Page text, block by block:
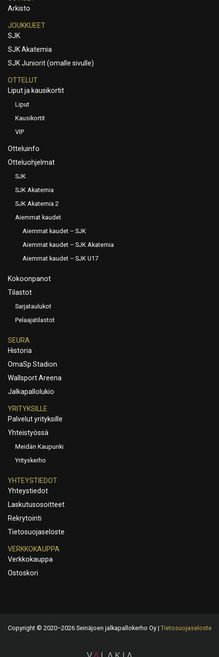
Arkisto
JOUKKUEET
SJK
SJK Akatemia
SJK Juniorit (omalle sivulle)
OTTELUT
Liput ja kausikortit
Liput
Kausikortit
VIP
Otteluinfo
Otteluohjelmat
SJK
SJK Akatemia
SJK Akatemia 2
Aiemmat kaudet
Aiemmat kaudet – SJK
Aiemmat kaudet – SJK Akatemia
Aiemmat kaudet – SJK U17
Kokoonpanot
Tilastot
Sarjataulukot
Pelaajatilastot
SEURA
Historia
OmaSp Stadion
Wallsport Areena
Jalkapallolukio
YRITYKSILLE
Palvelut yrityksille
Yhteistyössä
Meidän Kaupunki
Yrityskerho
YHTEYSTIEDOT
Yhteystiedot
Laskutusosoitteet
Rekrytointi
Tietosuojaseloste
VERKKOKAUPPA
Verkkokauppa
Ostoskori
Copyright © 2020–2026 Seinäjoen jalkapallokerho Oy | Tietosuojaseloste